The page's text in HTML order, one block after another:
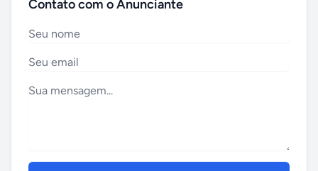
Contato com o Anunciante